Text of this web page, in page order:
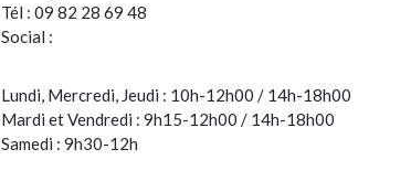
Tél : 09 82 28 69 48
Social :
Lundi, Mercredi, Jeudi : 10h-12h00 / 14h-18h00
Mardi et Vendredi : 9h15-12h00 / 14h-18h00
Samedi : 9h30-12h